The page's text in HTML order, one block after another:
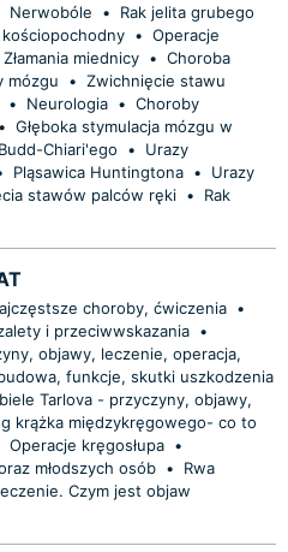
Nerwobóle •
Rak jelita grubego
• Operacje
Złamania miednicy • Choroba
mózgu • Zwichnięcie stawu
• Neurologia • Choroby
• Głęboka stymulacja mózgu w
Chiari'ego •
Urazy
Pląsawica Huntingtona •
Urazy
stawów palców ręki •
Rak
choroby, ćwiczenia •
i przeciwwskazania •
objawy, leczenie, operacja,
funkcje, skutki uszkodzenia
Tarlova - przyczyny, objawy,
krążka międzykręgowego- co to
Operacje kręgosłupa •
młodszych osób •
Rwa
Czym jest objaw